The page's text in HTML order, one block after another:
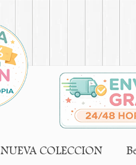
NUEVA COLECCION